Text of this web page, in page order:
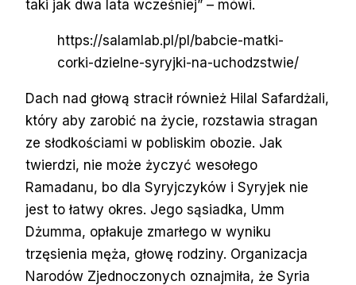
taki jak dwa lata wcześniej” – mówi.
https://salamlab.pl/pl/babcie-matki-
corki-dzielne-syryjki-na-uchodzstwie/
Dach nad głową stracił również Hilal Safardżali,
który aby zarobić na życie, rozstawia stragan
ze słodkościami w pobliskim obozie. Jak
twierdzi, nie może życzyć wesołego
Ramadanu, bo dla Syryjczyków i Syryjek nie
jest to łatwy okres. Jego sąsiadka, Umm
Dżumma, opłakuje zmarłego w wyniku
trzęsienia męża, głowę rodziny. Organizacja
Narodów Zjednoczonych oznajmiła, że Syria